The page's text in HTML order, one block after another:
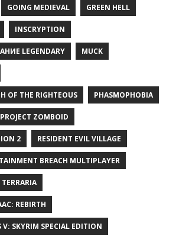
GOING MEDIEVAL GREEN HELL
INSCRYPTION
LEGENDARY MUCK
OF THE RIGHTEOUS PHASMOPHOBIA
PROJECT ZOMBOID
2 RESIDENT EVIL VILLAGE
BREACH MULTIPLAYER
TERRARIA
REBIRTH
V: SKYRIM SPECIAL EDITION